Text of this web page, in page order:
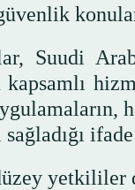
Suudi
yetkililer